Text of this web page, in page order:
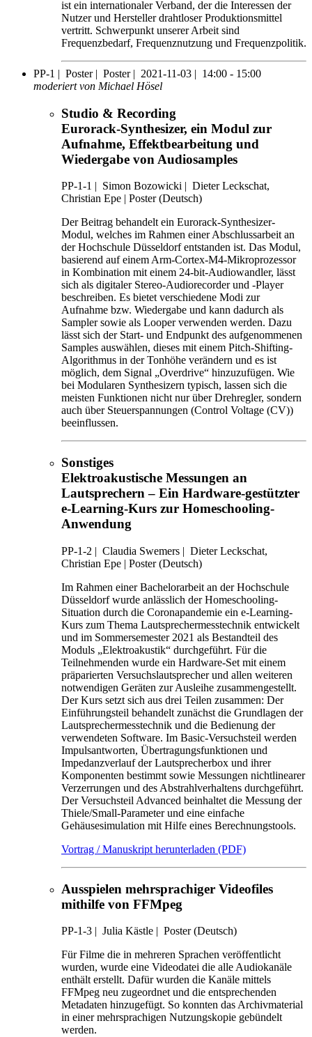
ist ein internationaler Verband, der die Interessen der
Nutzer und Hersteller drahtloser Produktionsmittel
vertritt. Schwerpunkt unserer Arbeit sind
Frequenzbedarf, Frequenznutzung und Frequenzpolitik.
PP-1 | Poster | Poster | 2021-11-03 | 14:00 - 15:00
moderiert von Michael Hösel
Studio & Recording
Eurorack-Synthesizer, ein Modul zur
Aufnahme, Effektbearbeitung und
Wiedergabe von Audiosamples
PP-1-1 | Simon Bozowicki | Dieter Leckschat,
Christian Epe | Poster (Deutsch)
Der Beitrag behandelt ein Eurorack-Synthesizer-
Modul, welches im Rahmen einer Abschlussarbeit an
der Hochschule Düsseldorf entstanden ist. Das Modul,
basierend auf einem Arm-Cortex-M4-Mikroprozessor
in Kombination mit einem 24-bit-Audiowandler, lässt
sich als digitaler Stereo-Audiorecorder und -Player
beschreiben. Es bietet verschiedene Modi zur
Aufnahme bzw. Wiedergabe und kann dadurch als
Sampler sowie als Looper verwenden werden. Dazu
lässt sich der Start- und Endpunkt des aufgenommenen
Samples auswählen, dieses mit einem Pitch-Shifting-
Algorithmus in der Tonhöhe verändern und es ist
möglich, dem Signal „Overdrive“ hinzuzufügen. Wie
bei Modularen Synthesizern typisch, lassen sich die
meisten Funktionen nicht nur über Drehregler, sondern
auch über Steuerspannungen (Control Voltage (CV))
beeinflussen.
Sonstiges
Elektroakustische Messungen an
Lautsprechern – Ein Hardware-gestützter
e-Learning-Kurs zur Homeschooling-
Anwendung
PP-1-2 | Claudia Swemers | Dieter Leckschat,
Christian Epe | Poster (Deutsch)
Im Rahmen einer Bachelorarbeit an der Hochschule
Düsseldorf wurde anlässlich der Homeschooling-
Situation durch die Coronapandemie ein e-Learning-
Kurs zum Thema Lautsprechermesstechnik entwickelt
und im Sommersemester 2021 als Bestandteil des
Moduls „Elektroakustik“ durchgeführt. Für die
Teilnehmenden wurde ein Hardware-Set mit einem
präparierten Versuchslautsprecher und allen weiteren
notwendigen Geräten zur Ausleihe zusammengestellt.
Der Kurs setzt sich aus drei Teilen zusammen: Der
Einführungsteil behandelt zunächst die Grundlagen der
Lautsprechermesstechnik und die Bedienung der
verwendeten Software. Im Basic-Versuchsteil werden
Impulsantworten, Übertragungsfunktionen und
Impedanzverlauf der Lautsprecherbox und ihrer
Komponenten bestimmt sowie Messungen nichtlinearer
Verzerrungen und des Abstrahlverhaltens durchgeführt.
Der Versuchsteil Advanced beinhaltet die Messung der
Thiele/Small-Parameter und eine einfache
Gehäusesimulation mit Hilfe eines Berechnungstools.
Vortrag / Manuskript herunterladen (PDF)
Ausspielen mehrsprachiger Videofiles
mithilfe von FFMpeg
PP-1-3 | Julia Kästle | Poster (Deutsch)
Für Filme die in mehreren Sprachen veröffentlicht
wurden, wurde eine Videodatei die alle Audiokanäle
enthält erstellt. Dafür wurden die Kanäle mittels
FFMpeg neu zugeordnet und die entsprechenden
Metadaten hinzugefügt. So konnten das Archivmaterial
in einer mehrsprachigen Nutzungskopie gebündelt
werden.